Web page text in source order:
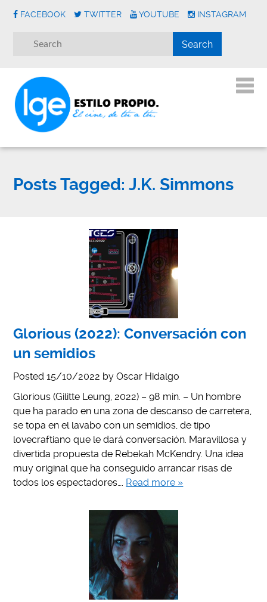
FACEBOOK TWITTER YOUTUBE INSTAGRAM
Posts Tagged: J.K. Simmons
Glorious (2022): Conversación con
un semidios
Posted15/10/2022 byOscar Hidalgo
Glorious (Gilitte Leung, 2022) – 98 min. – Un hombre
que ha parado en una zona de descanso de carretera,
se topa en el lavabo con un semidios, de tipo
lovecraftiano que le dará conversación. Maravillosa y
divertida propuesta de Rebekah McKendry. Una idea
muy original que ha conseguido arrancar risas de
todos los espectadores…. Read more »